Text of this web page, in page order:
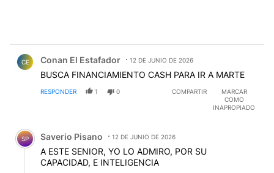
CE Conan El Estafador 12 DE JUNIO DE 2026
BUSCA FINANCIAMIENTO CASH PARA IR A MARTE
RESPONDER 1 0 COMPARTIR
MARCAR
COMO
INAPROPIADO
Comentario de Saverio Pisano.
SP Saverio Pisano 12 DE JUNIO DE 2026
A ESTE SENIOR, YO LO ADMIRO, POR SU
CAPACIDAD, E INTELIGENCIA